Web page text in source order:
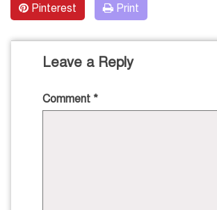
Pinterest Print
Leave a Reply
Comment *